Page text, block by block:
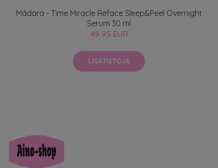
Mádara - Time Miracle Reface Sleep&Peel Overnight
Serum 30 ml
49.95 EUR
LISÄTIETOJA